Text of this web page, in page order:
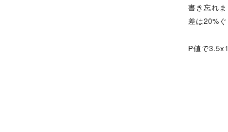
書き忘れ
差は20%
P値で